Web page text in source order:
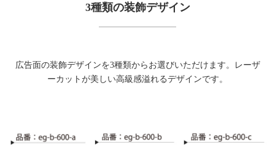
3種類の装飾デザイン
広告面の装飾デザインを3種類からお選びいただけます。レーザ
ーカットが美しい高級感溢れるデザインです。